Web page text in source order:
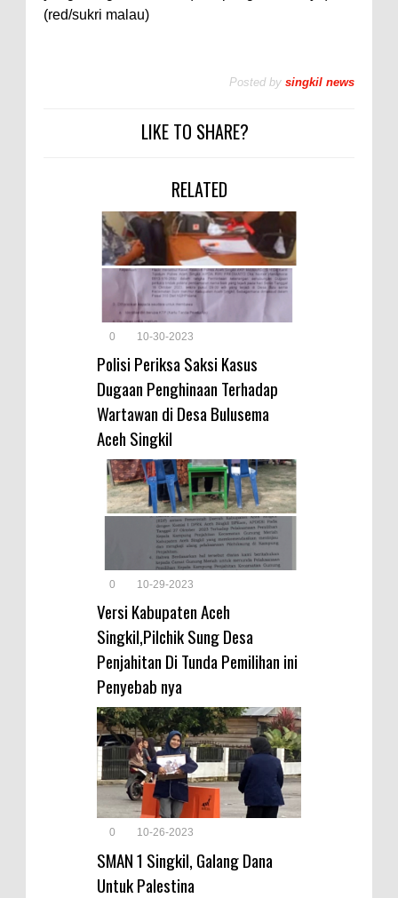
(red/sukri malau)
Posted by singkil news
LIKE TO SHARE?
RELATED
0 10-30-2023
Polisi Periksa Saksi Kasus
Dugaan Penghinaan Terhadap
Wartawan di Desa Bulusema
Aceh Singkil
0 10-29-2023
Versi Kabupaten Aceh
Singkil,Pilchik Sung Desa
Penjahitan Di Tunda Pemilihan ini
Penyebab nya
0 10-26-2023
SMAN 1 Singkil, Galang Dana
Untuk Palestina